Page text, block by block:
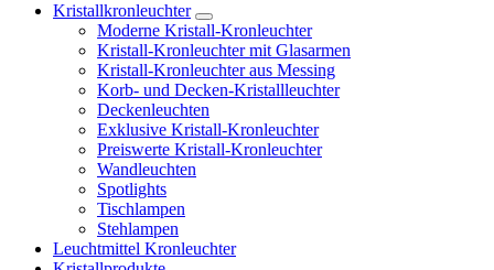
Kristallkronleuchter
Moderne Kristall-Kronleuchter
Kristall-Kronleuchter mit Glasarmen
Kristall-Kronleuchter aus Messing
Korb- und Decken-Kristallleuchter
Deckenleuchten
Exklusive Kristall-Kronleuchter
Preiswerte Kristall-Kronleuchter
Wandleuchten
Spotlights
Tischlampen
Stehlampen
Leuchtmittel Kronleuchter